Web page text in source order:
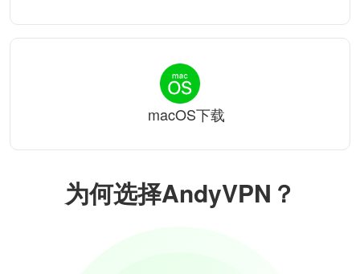
为何选择AndyVPN？
macOS下载